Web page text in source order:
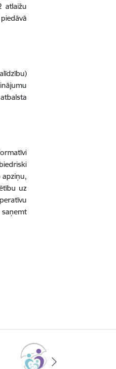
atlaižu
apziņu,
uz